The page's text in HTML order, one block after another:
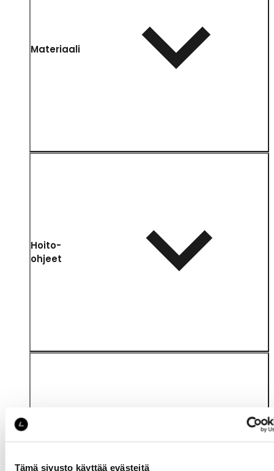
Tämä sivusto käyttää evästeitä
Materiaali
Hoito-
ohjeet